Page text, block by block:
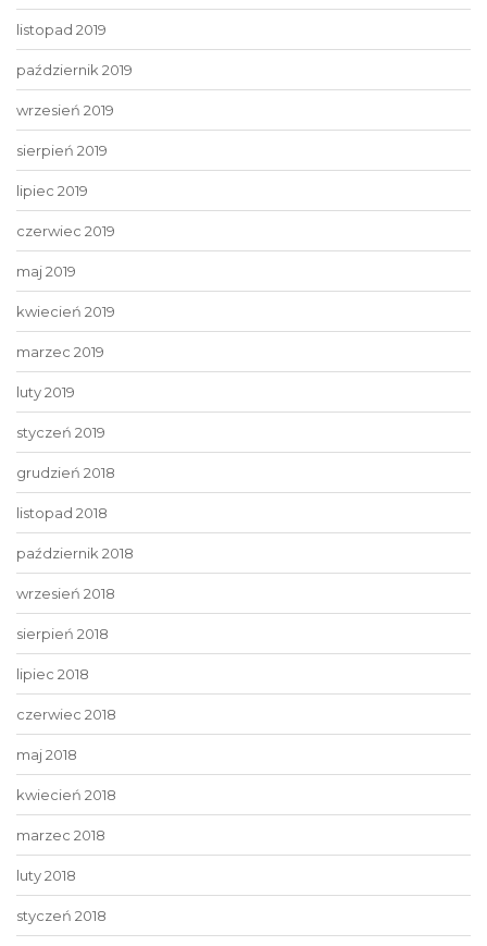
listopad 2019
październik 2019
wrzesień 2019
sierpień 2019
lipiec 2019
czerwiec 2019
maj 2019
kwiecień 2019
marzec 2019
luty 2019
styczeń 2019
grudzień 2018
listopad 2018
październik 2018
wrzesień 2018
sierpień 2018
lipiec 2018
czerwiec 2018
maj 2018
kwiecień 2018
marzec 2018
luty 2018
styczeń 2018